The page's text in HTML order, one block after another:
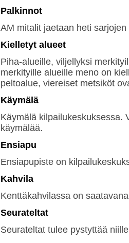
Palkinnot
AM mitalit jaetaan heti
Kielletyt alueet
Piha-alueille, viljellyksi
merkityille alueille meno on
peltoalue, viereiset metsiköt
Käymälä
Käymälä kilpailukeskuksessa.
käymälää.
Ensiapu
Ensiapupiste on
Kahvila
Kenttäkahvilassa on
Seurateltat
Seurateltat tulee pystyttää